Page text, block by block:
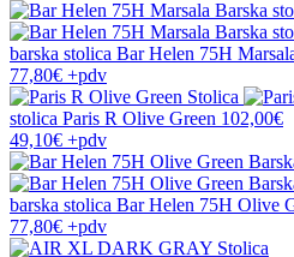
barska stolica Bar Helen 75H
77,80€ +pdv
stolica Paris R Olive Green 102,00€
49,10€ +pdv
barska stolica Bar Helen 75H Olive
77,80€ +pdv